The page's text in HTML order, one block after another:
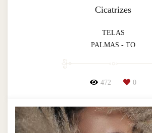
Cicatrizes
TELAS
PALMAS - TO
472 0